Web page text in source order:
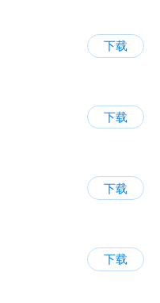
下载
下载
下载
下载